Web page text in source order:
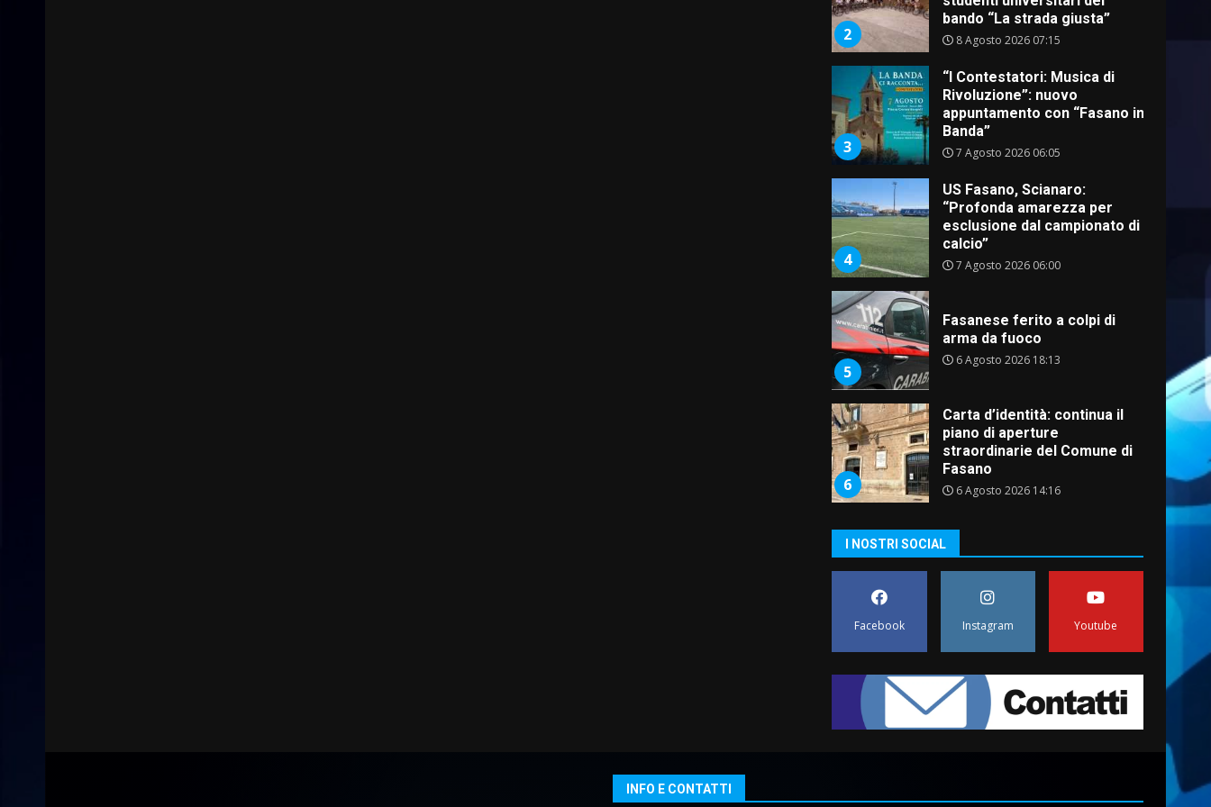
2
bando “La strada giusta”
8 Agosto 2026 07:15
3
“I Contestatori: Musica di
Rivoluzione”: nuovo
appuntamento con “Fasano in
Banda”
7 Agosto 2026 06:05
4
US Fasano, Scianaro:
“Profonda amarezza per
esclusione dal campionato di
calcio”
7 Agosto 2026 06:00
5
Fasanese ferito a colpi di
arma da fuoco
6 Agosto 2026 18:13
6
Carta d’identità: continua il
piano di aperture
straordinarie del Comune di
Fasano
6 Agosto 2026 14:16
Grazia Neglia, coordinatrice
cittadina di Fratelli d’Italia,
6 Agosto 2026 08:00
Savelletri in festa, domani
Uccio De Santis
8 Agosto 2026 07:30
I NOSTRI SOCIAL
Facebook Instagram Youtube
INFO E CONTATTI